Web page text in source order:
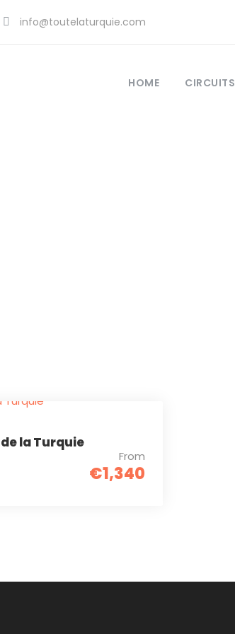
info@toutelaturquie.com
HOME CIRCUITS
la Turquie
From
€1,340